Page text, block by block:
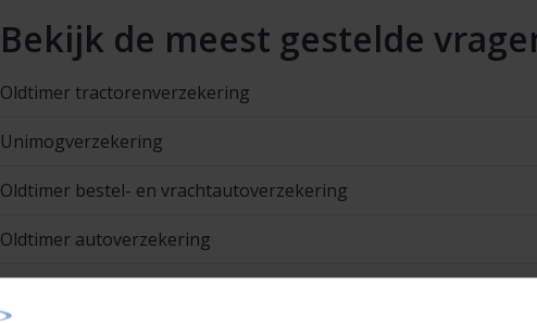
Bekijk de meest gestelde
Oldtimer tractorenverzekering
Unimogverzekering
Oldtimer bestel- en vrachtautoverzekering
Oldtimer autoverzekering